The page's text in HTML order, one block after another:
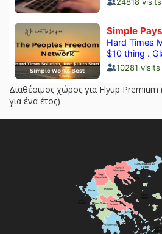
Διαθέσιμος χώρος για Flyup Premium
για ένα έτος)